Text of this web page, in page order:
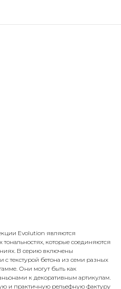
Evolution являются
тональностях, которые соединяются
В серию включены
с текстурой бетона из семи разных
Они могут быть как
к декоративным артикулам.
и практичную рельефную фактуру